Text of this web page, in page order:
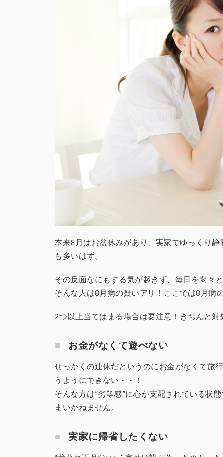
本来8月はお盆休みがあり、実家でゆっくり
も多いはず。
その反面なにもする気が起きず、毎日を悶々
そんな人は8月病の疑いアリ！ここでは8月病
2つ以上当てはまる場合は要注意！きちんと対
お金がなくて遊べない
せっかくの連休だというのにお金がなくて旅
うようにできない・・！
そんな方は”劣等感”に心が支配されている状
まいかねません。
実家に帰省したくない